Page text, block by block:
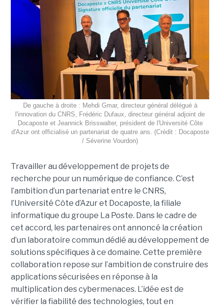
De gauche à droite : Mehdi Gmar, directeur général délégué à
l'innovation du CNRS, Frédéric Dufaux, directeur général adjoint de
Docaposte et Jeannick Brisswalter, président de l'Université Côte
d'Azur ont officialisé un partenariat de quatre ans. (Crédit : Docaposte
/ Séverine Vourdon)
Travailler au développement de projets de
recherche pour un numérique de confiance. C’est
l’ambition d’un partenariat entre le CNRS,
l’Université Côte d’Azur et Docaposte, la filiale
informatique du groupe La Poste. Dans le cadre de
cet accord, les partenaires ont annoncé la création
d’un laboratoire commun dédié au développement de
solutions spécifiques à ce domaine. Cette première
collaboration repose sur l’ambition de construire des
applications sécurisées en réponse à la
multiplication des cybermenaces. L’idée est de
vérifier la fiabilité des technologies, tout en